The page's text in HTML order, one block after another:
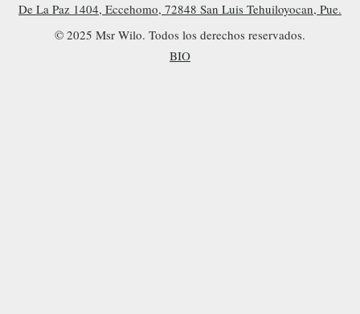
De La Paz 1404, Eccehomo, 72848 San Luis Tehuiloyocan, Pue.
© 2025 Msr Wilo. Todos los derechos reservados.
BIO